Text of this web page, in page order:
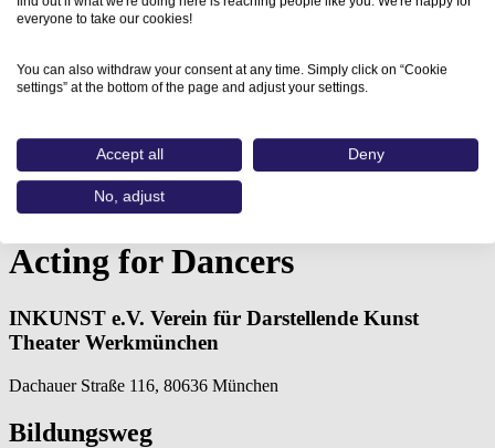
Home
Aus- und Weiterbildungen
Acting for Dancers (INKUNST…
Acting for Dancers
INKUNST e.V. Verein für Darstellende Kunst
Theater Werkmünchen
Dachauer Straße 116, 80636 München
Bildungsweg
everyone to take our cookies!
You can also withdraw your consent at any time. Simply click on “Cookie
settings” at the bottom of the page and adjust your settings.
Accept all Deny
No, adjust